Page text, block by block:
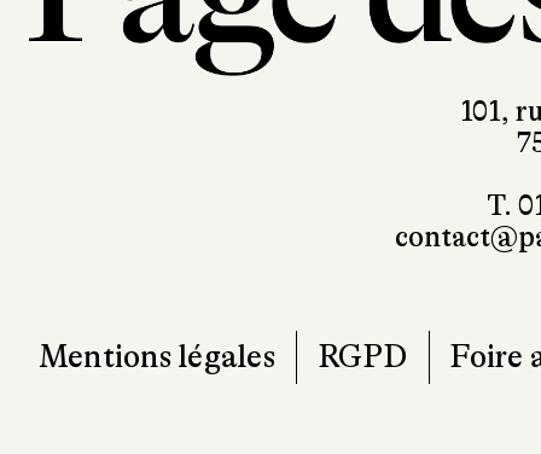
101,
T.
Mentions légales RGPD Foire